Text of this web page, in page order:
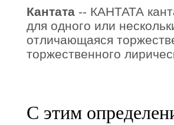
Кантата -- КАНТАТА
для одного или
отличающаяся
торжественного
С этим